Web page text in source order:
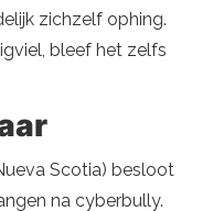
zichzelf ophing.
bleef het zelfs
Scotia) besloot
na cyberbully.